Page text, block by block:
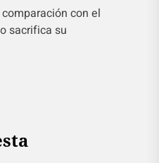
con el
sacrifica su